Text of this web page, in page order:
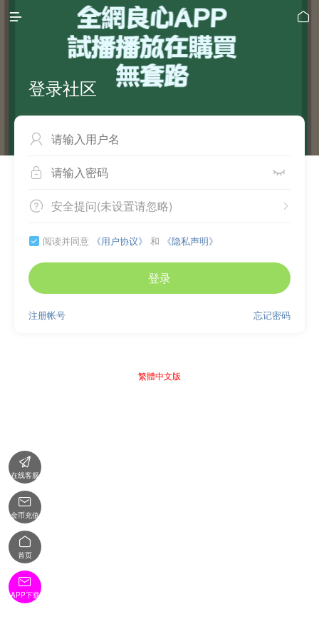
 
登录社区

 
 
安全提问(未设置请忽略)
 阅读并同意 《用户协议》 和 《隐私声明》
登录
忘记密码
注册帐号
繁體中文版

在线客服

金币充值

首页

APP下载